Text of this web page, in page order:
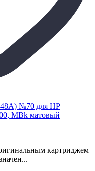
картриджем